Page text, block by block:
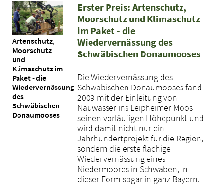
Artenschutz,
Moorschutz
und
Klimaschutz im
Paket - die
Wiedervernässung
des
Schwäbischen
Donaumooses
Erster Preis: Artenschutz,
Moorschutz und Klimaschutz
im Paket - die
Wiedervernässung des
Schwäbischen Donaumooses
Die Wiedervernässung des
Schwäbischen Donaumooses fand
2009 mit der Einleitung von
Nauwasser ins Leipheimer Moos
seinen vorläufigen Höhepunkt und
wird damit nicht nur ein
Jahrhundertprojekt für die Region,
sondern die erste flächige
Wiedervernässung eines
Niedermoores in Schwaben, in
dieser Form sogar in ganz Bayern.